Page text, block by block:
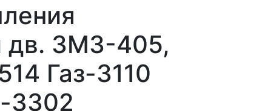
дв. ЗМЗ-405,
Газ-3110
3302